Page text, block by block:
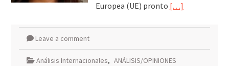
Europea (UE) pronto […]
Leave a comment
Análisis Internacionales, ANÁLISIS/OPINIONES